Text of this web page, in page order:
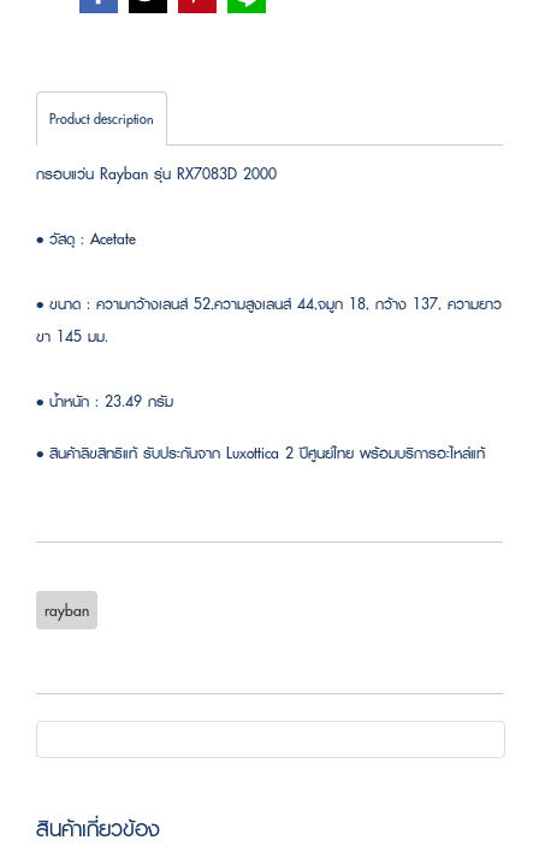
Product description
กรอบแว่น Rayban รุ่น RX7083D 2000
• วัสดุ : Acetate
• ขนาด : ความกว้างเลนส์ 52,ความสูงเลนส์ 44,จมูก 18, กว้าง 137, ความยาว
ขา 145 มม.
• น้ำหนัก : 23.49 กรัม
• สินค้าลิขสิทธิแท้ รับประกันจาก Luxottica 2 ปีศูนย์ไทย พร้อมบริการอะไหล่แท้
rayban
สินค้าเกี่ยวข้อง